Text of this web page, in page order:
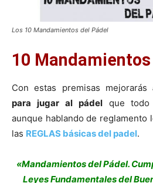
Los 10 Mandamientos del Pádel
10 Mandamientos
Con estas premisas mejorarás
para jugar al pádelque todo
aunque hablando de reglamento
las REGLAS básicas del padel.
«Mandamientos del Pádel.
Leyes Fundamentales del